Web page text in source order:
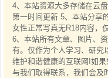
4、本站资源大多存储在云
第一时间更新 5、本站分享
女性正常写真无R18内容，
6、本站所有文章、图片、
有。仅作为个人学习、研究
维护和谐健康的互联网!如
与我们取得联系，我们会及